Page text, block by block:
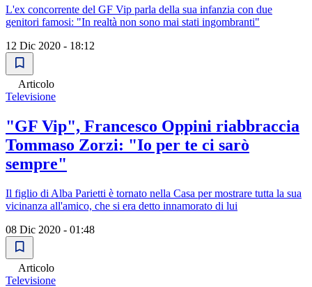
L'ex concorrente del GF Vip parla della sua infanzia con due
genitori famosi: "In realtà non sono mai stati ingombranti"
12 Dic 2020 - 18:12
Articolo
Televisione
"GF Vip", Francesco Oppini riabbraccia
Tommaso Zorzi: "Io per te ci sarò
sempre"
Il figlio di Alba Parietti è tornato nella Casa per mostrare tutta la sua
vicinanza all'amico, che si era detto innamorato di lui
08 Dic 2020 - 01:48
Articolo
Televisione